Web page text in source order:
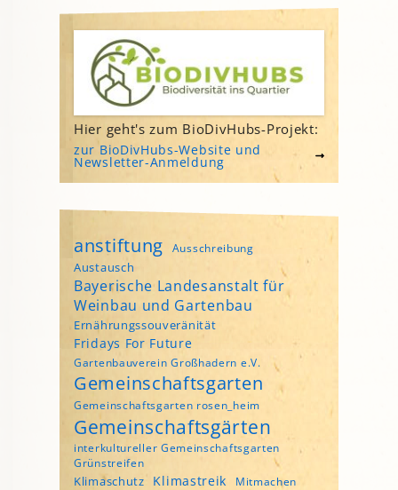
Hier geht's zum BioDivHubs-Projekt:
zur BioDivHubs-Website und
Newsletter-Anmeldung
anstiftung Ausschreibung
Austausch
Bayerische Landesanstalt für
Weinbau und Gartenbau
Ernährungssouveränität
Fridays For Future
Gartenbauverein Großhadern e.V.
Gemeinschaftsgarten
Gemeinschaftsgarten rosen_heim
Gemeinschaftsgärten
interkultureller Gemeinschaftsgarten
Grünstreifen
Klimaschutz Klimastreik Mitmachen